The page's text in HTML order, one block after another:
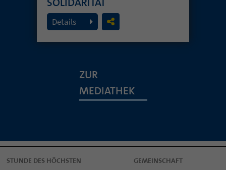
26. Juli 2026
Details
ZUR
MEDIATHEK
STUNDE DES HÖCHSTEN GEMEINSCHAFT